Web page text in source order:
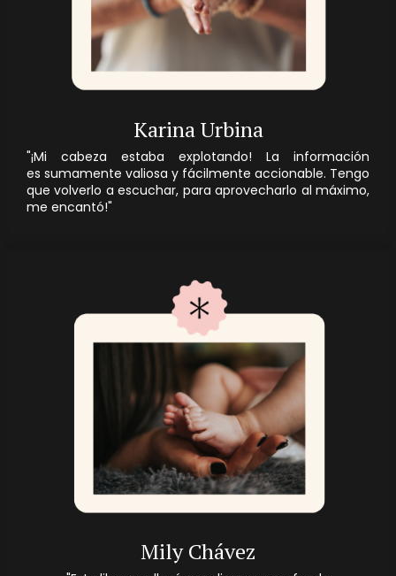
Karina Urbina
"¡Mi cabeza estaba explotando! La información
es sumamente valiosa y fácilmente accionable. Tengo
que volverlo a escuchar, para aprovecharlo al máximo,
me encantó!"
Mily Chávez